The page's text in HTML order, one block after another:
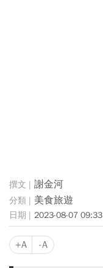
謝金河
美食旅遊
2023-08-07 09:33
+A -A